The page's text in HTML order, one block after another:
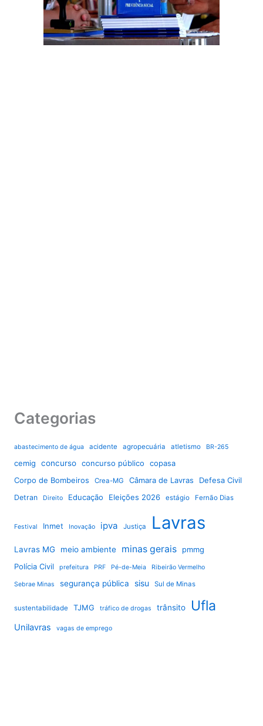
Categorias
abastecimento de água acidente agropecuária atletismo BR-265
cemig concurso concurso público
copasa
Corpo de Bombeiros
Crea-MG Câmara de Lavras Defesa Civil
Detran Direito Educação Eleições 2026 estágio Fernão Dias
Festival Inmet Inovação ipva Justiça Lavras
Lavras MG meio ambiente minas gerais
pmmg
Polícia Civil
prefeitura PRF Pé-de-Meia Ribeirão Vermelho
Sebrae Minas segurança pública sisu Sul de Minas
sustentabilidade TJMG tráfico de drogas trânsito Ufla
Unilavras vagas de emprego